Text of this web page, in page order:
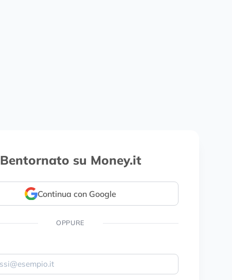
Bentornato su Money.it
Continua con Google
OPPURE